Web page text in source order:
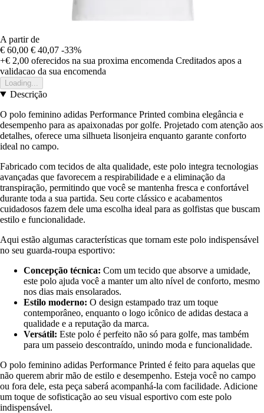
A partir de
€ 60,00 € 40,07 -33%
+€ 2,00 oferecidos na sua proxima encomenda Creditados apos a
validacao da sua encomenda
Loading...
Descrição
O polo feminino adidas Performance Printed combina elegância e
desempenho para as apaixonadas por golfe. Projetado com atenção aos
detalhes, oferece uma silhueta lisonjeira enquanto garante conforto
ideal no campo.
Fabricado com tecidos de alta qualidade, este polo integra tecnologias
avançadas que favorecem a respirabilidade e a eliminação da
transpiração, permitindo que você se mantenha fresca e confortável
durante toda a sua partida. Seu corte clássico e acabamentos
cuidadosos fazem dele uma escolha ideal para as golfistas que buscam
estilo e funcionalidade.
Aqui estão algumas características que tornam este polo indispensável
no seu guarda-roupa esportivo:
Concepção técnica: Com um tecido que absorve a umidade,
este polo ajuda você a manter um alto nível de conforto, mesmo
nos dias mais ensolarados.
Estilo moderno: O design estampado traz um toque
contemporâneo, enquanto o logo icônico de adidas destaca a
qualidade e a reputação da marca.
Versátil: Este polo é perfeito não só para golfe, mas também
para um passeio descontraído, unindo moda e funcionalidade.
O polo feminino adidas Performance Printed é feito para aquelas que
não querem abrir mão de estilo e desempenho. Esteja você no campo
ou fora dele, esta peça saberá acompanhá-la com facilidade. Adicione
um toque de sofisticação ao seu visual esportivo com este polo
indispensável.